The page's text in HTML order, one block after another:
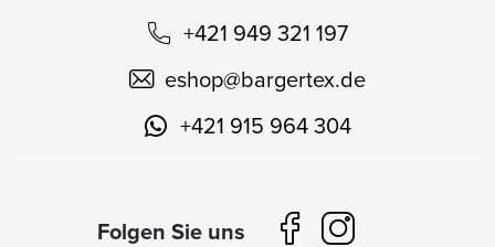
+421 949 321 197
eshop@bargertex.de
+421 915 964 304